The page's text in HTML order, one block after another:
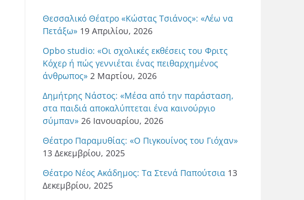
Θεσσαλικό Θέατρο «Κώστας Τσιάνος»: «Λέω να
Πετάξω» 19 Απριλίου, 2026
Opbo studio: «Οι σχολικές εκθέσεις του Φριτς
Κόχερ ή πώς γεννιέται ένας πειθαρχημένος
άνθρωπος» 2 Μαρτίου, 2026
Δημήτρης Νάστος: «Μέσα από την παράσταση,
στα παιδιά αποκαλύπτεται ένα καινούργιο
σύμπαν» 26 Ιανουαρίου, 2026
Θέατρο Παραμυθίας: «Ο Πιγκουίνος του Γιόχαν»
13 Δεκεμβρίου, 2025
Θέατρο Νέος Ακάδημος: Τα Στενά Παπούτσια 13
Δεκεμβρίου, 2025